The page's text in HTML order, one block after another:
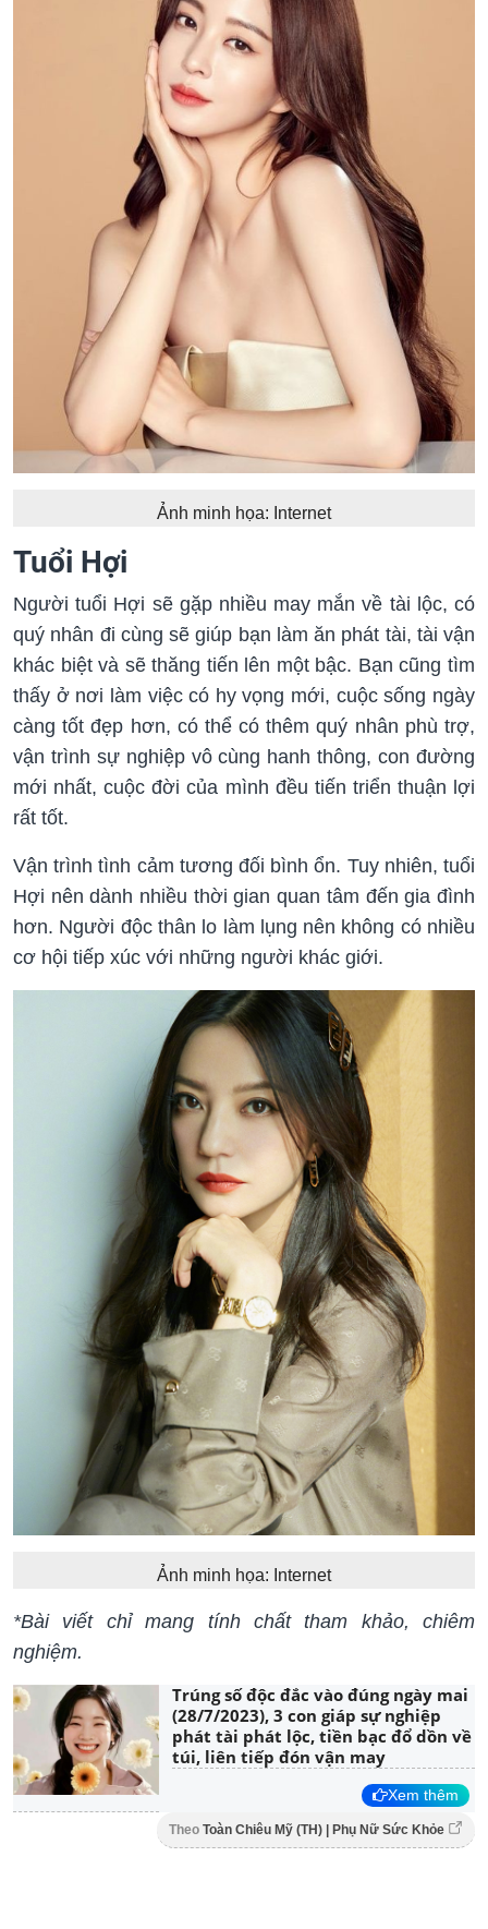
Ảnh minh họa: Internet
Tuổi Hợi
Người tuổi Hợi sẽ gặp nhiều may mắn về tài lộc, có
quý nhân đi cùng sẽ giúp bạn làm ăn phát tài, tài vận
khác biệt và sẽ thăng tiến lên một bậc. Bạn cũng tìm
thấy ở nơi làm việc có hy vọng mới, cuộc sống ngày
càng tốt đẹp hơn, có thể có thêm quý nhân phù trợ,
vận trình sự nghiệp vô cùng hanh thông, con đường
mới nhất, cuộc đời của mình đều tiến triển thuận lợi
rất tốt.
Vận trình tình cảm tương đối bình ổn. Tuy nhiên, tuổi
Hợi nên dành nhiều thời gian quan tâm đến gia đình
hơn. Người độc thân lo làm lụng nên không có nhiều
cơ hội tiếp xúc với những người khác giới.
Ảnh minh họa: Internet
*Bài viết chỉ mang tính chất tham khảo, chiêm
nghiệm.
Trúng số độc đắc vào đúng ngày mai
(28/7/2023), 3 con giáp sự nghiệp
phát tài phát lộc, tiền bạc đổ dồn về
túi, liên tiếp đón vận may
Xem thêm
Theo Toàn Chiêu Mỹ (TH) | Phụ Nữ Sức Khỏe